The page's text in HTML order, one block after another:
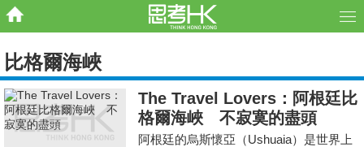
比格爾海峽
The Travel Lovers：阿根廷比
格爾海峽 不寂寞的盡頭
阿根廷的烏斯懷亞（Ushuaia）是世界上